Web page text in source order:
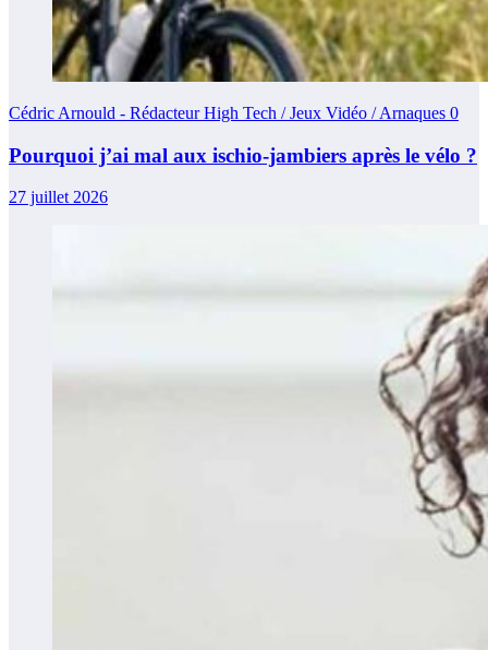
Cédric Arnould - Rédacteur High Tech / Jeux Vidéo / Arnaques 0
Pourquoi j’ai mal aux ischio-jambiers après le vélo ?
27 juillet 2026